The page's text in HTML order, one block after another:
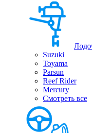
Suzuki
Toyama
Parsun
Reef Rider
Mercury
Смотреть все